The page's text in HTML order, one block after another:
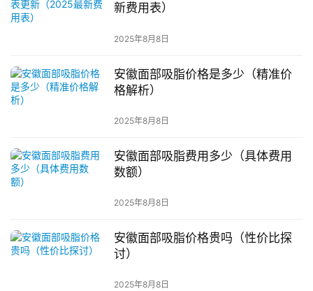
新费用表）
2025年8月8日
安徽面部吸脂价格是多少（精准价
格解析）
2025年8月8日
安徽面部吸脂费用多少（具体费用
数额）
2025年8月8日
安徽面部吸脂价格贵吗（性价比探
讨）
2025年8月8日